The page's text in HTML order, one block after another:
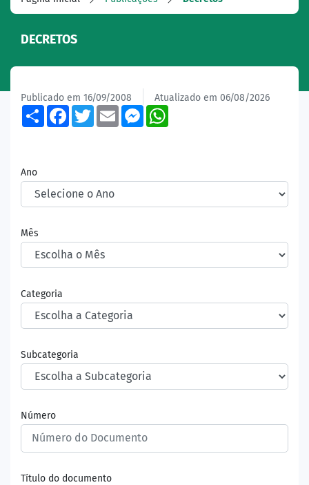
DECRETOS
Publicado em 16/09/2008 Atualizado em 06/08/2026
ShareFacebook
TwitterEmailMessenger
Ano
Mês
Categoria
Subcategoria
Número
Título do documento